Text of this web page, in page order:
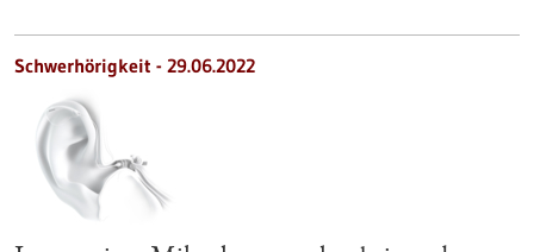
Schwerhörigkeit - 29.06.2022